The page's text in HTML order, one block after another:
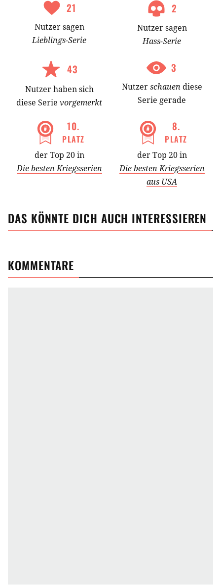
21
Nutzersagen
Lieblings-Serie
2
Nutzersagen
Hass-Serie
43
Nutzerhabensich
diese Serie vorgemerkt
3
Nutzerschauen diese
Serie gerade
10.
PLATZ
der Top 20 in
Die besten Kriegsserien
8.
PLATZ
der Top 20 in
Die besten Kriegsserien
aus USA
DAS KÖNNTE DICH AUCH INTERESSIEREN
KOMMENTARE